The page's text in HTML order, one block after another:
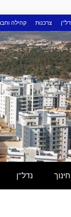
צרכנות קהילה
חינוך נדל"ן